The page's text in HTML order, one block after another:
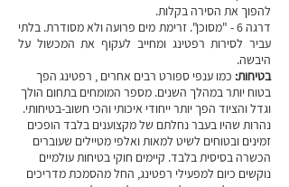
להפוך את הסירה בקלות.
דרגה 6 - "מסוכן". זרימת מים פרועה ולא מסודרת. בלתי
עביר לסירות רפטינג ומחייב לעקוף את המכשול על
היבשה.
בטיחות: כמו ענפי ספורט רבים אחרים , רפטינג הפך
בטוח יותר במהלך השנים. מספר המומחים בתחום הולך
וגדל והציוד הפך יותר ייחודי איכותי והכי חשוב-בטיחותי.
נהרות שהיו בעבר נחלתם של מקצוענים בלבד הופכים
זמינים ובטוחים לשיט למאות ואלפי מטיילים שעוברים
הכשרה בסיסית בלבד. קיימים חוקי בטיחות עולמיים
נוקשים כיום למפעילי רפטינג, החל מהסמכת מדריכים